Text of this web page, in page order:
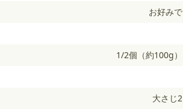
お好みで
1/2個（約100g）
大さじ2